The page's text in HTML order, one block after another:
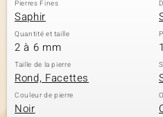
Pierres Fines
Saphir
Quantité et taille
2 à 6 mm
Taille de la pierre
Rond, Facettes
Couleur de pierre
Noir